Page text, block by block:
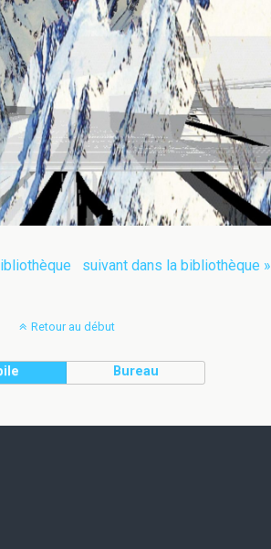
suivant dans la bibliothèque »
Retour au début
Bureau